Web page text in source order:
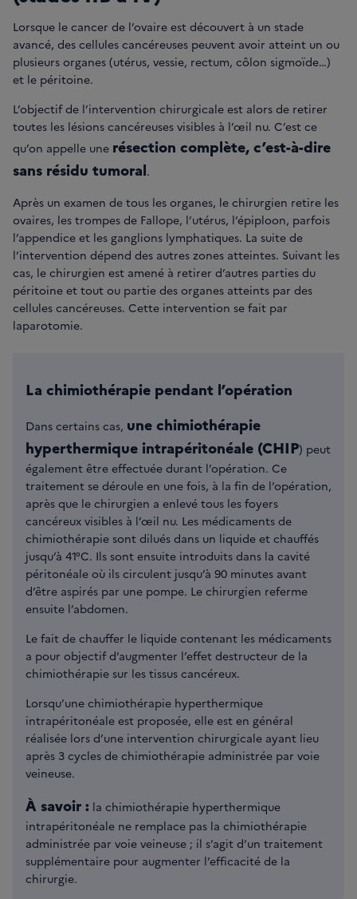
Lorsque le cancer de l’ovaire est découvert à un stade
avancé, des cellules cancéreuses peuvent avoir atteint un ou
plusieurs organes (utérus, vessie, rectum, côlon sigmoïde…)
et le péritoine.
L’objectif de l’intervention chirurgicale est alors de retirer
toutes les lésions cancéreuses visibles à l’œil nu. C’est ce
qu’on appelle une résection complète, c’est-à-dire
sans résidu tumoral.
Après un examen de tous les organes, le chirurgien retire les
ovaires, les trompes de Fallope, l’utérus, l’épiploon, parfois
l’appendice et les ganglions lymphatiques. La suite de
l’intervention dépend des autres zones atteintes. Suivant les
cas, le chirurgien est amené à retirer d’autres parties du
péritoine et tout ou partie des organes atteints par des
cellules cancéreuses. Cette intervention se fait par
laparotomie.
La chimiothérapie pendant l’opération
Dans certains cas, une chimiothérapie
hyperthermique intrapéritonéale (CHIP) peut
également être effectuée durant l’opération. Ce
traitement se déroule en une fois, à la fin de l’opération,
après que le chirurgien a enlevé tous les foyers
cancéreux visibles à l’œil nu. Les médicaments de
chimiothérapie sont dilués dans un liquide et chauffés
jusqu’à 41°C. Ils sont ensuite introduits dans la cavité
péritonéale où ils circulent jusqu’à 90 minutes avant
d’être aspirés par une pompe. Le chirurgien referme
ensuite l’abdomen.
Le fait de chauffer le liquide contenant les médicaments
a pour objectif d’augmenter l’effet destructeur de la
chimiothérapie sur les tissus cancéreux.
Lorsqu’une chimiothérapie hyperthermique
intrapéritonéale est proposée, elle est en général
réalisée lors d’une intervention chirurgicale ayant lieu
après 3 cycles de chimiothérapie administrée par voie
veineuse.
À savoir : la chimiothérapie hyperthermique
intrapéritonéale ne remplace pas la chimiothérapie
administrée par voie veineuse ; il s’agit d’un traitement
supplémentaire pour augmenter l’efficacité de la
chirurgie.